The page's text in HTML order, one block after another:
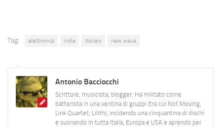
Tag: elettronica indie italiani new wave
Antonio Bacciocchi
Scrittore, musicista, blogger. Ha militato come
batterista in una ventina di gruppi (tra cui Not Moving,
Link Quartet, Lilith), incidendo una cinquantina di dischi
e suonando in tutta Italia, Europa e USA e aprendo per